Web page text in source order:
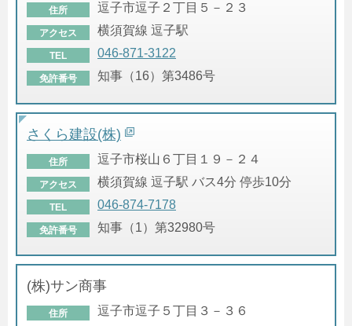
住所 逗子市逗子２丁目５－２３
アクセス 横須賀線 逗子駅
TEL 046-871-3122
免許番号 知事（16）第3486号
さくら建設(株)
住所 逗子市桜山６丁目１９－２４
アクセス 横須賀線 逗子駅 バス4分 停歩10分
TEL 046-874-7178
免許番号 知事（1）第32980号
(株)サン商事
住所 逗子市逗子５丁目３－３６